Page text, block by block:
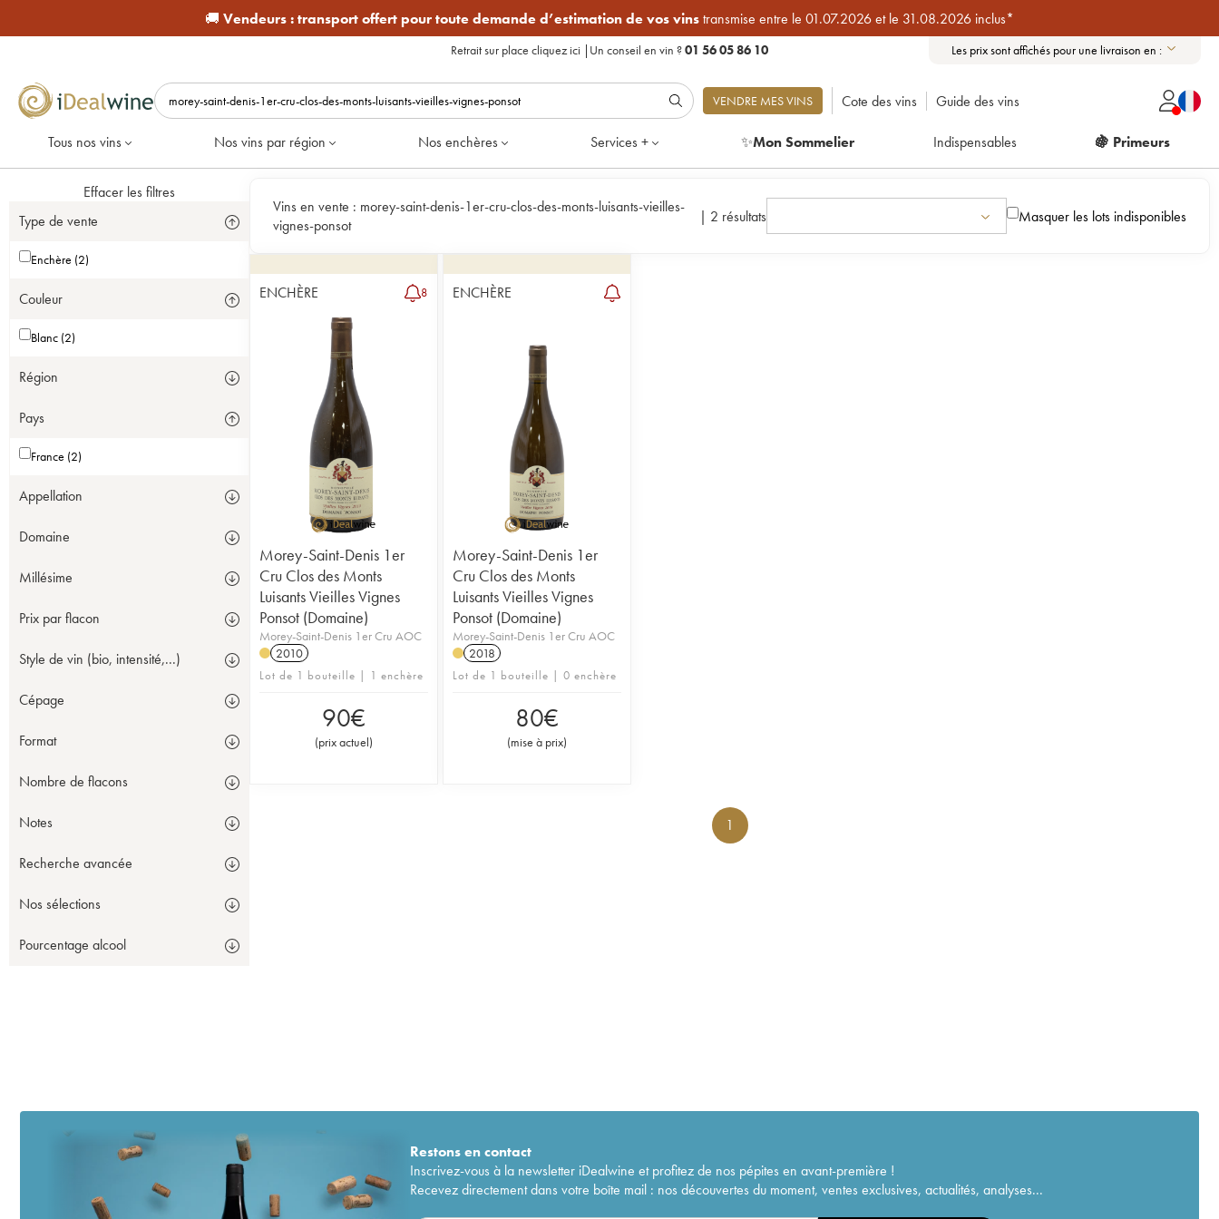
🚚 Vendeurs :transport offert pour toute demande d’estimation de vos vinstransmise entre le 01.07.2026 et le 31.08.2026 inclus*
Retrait sur place cliquez ici | Un conseil en vin ?01 56 05 86 10 Les prix sont affichés pour une livraison en :
VENDRE MES VINS Cote des vins Guide des vins
Tous nos vins Nos vins par région Nos enchères Services + ✨Mon Sommelier Indispensables 🍇 Primeurs
Effacer les filtres
Type de vente
Enchère (2)
Couleur
Blanc (2)
Région
Pays
France (2)
Appellation
Domaine
Millésime
Prix par flacon
Style de vin (bio, intensité,...)
Cépage
Format
Nombre de flacons
Notes
Recherche avancée
Nos sélections
Pourcentage alcool
Vins en vente : morey-saint-denis-1er-cru-clos-des-monts-luisants-vieilles-
vignes-ponsot
| 2 résultats Masquer les lots indisponibles
ENCHÈRE 8
Morey-Saint-Denis 1er
Cru Clos des Monts
Luisants Vieilles Vignes
Ponsot (Domaine)
Morey-Saint-Denis 1er Cru AOC
2010
Lot de 1 bouteille | 1 enchère
90€
(prix actuel)
ENCHÈRE
Morey-Saint-Denis 1er
Cru Clos des Monts
Luisants Vieilles Vignes
Ponsot (Domaine)
Morey-Saint-Denis 1er Cru AOC
2018
Lot de 1 bouteille | 0 enchère
80€
(mise à prix)
1
Restons encontact
Inscrivez-vous à la newsletter iDealwine et profitez de nos pépites en avant-première !
Recevez directement dans votre boîte mail : nos découvertes du moment, ventes exclusives, actualités, analyses...